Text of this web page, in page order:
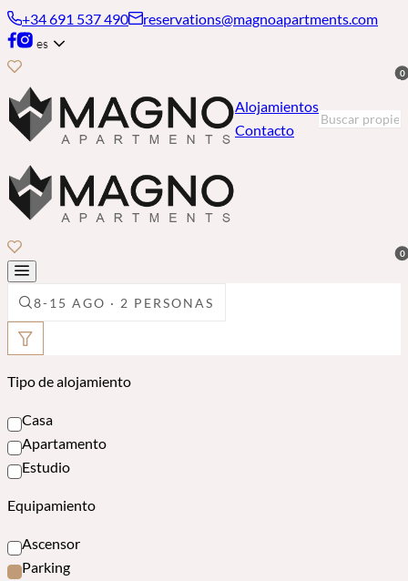
+34 691 537 490 reservations@magnoapartments.com
es
0
Alojamientos
Contacto
0
8-15 AGO · 2 PERSONAS
Tipo de alojamiento
Casa
Apartamento
Estudio
Equipamiento
Ascensor
Parking